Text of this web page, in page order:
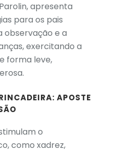
apresenta
para os pais
observação e a
exercitando a
forma leve,
APOSTE
o
como xadrez,